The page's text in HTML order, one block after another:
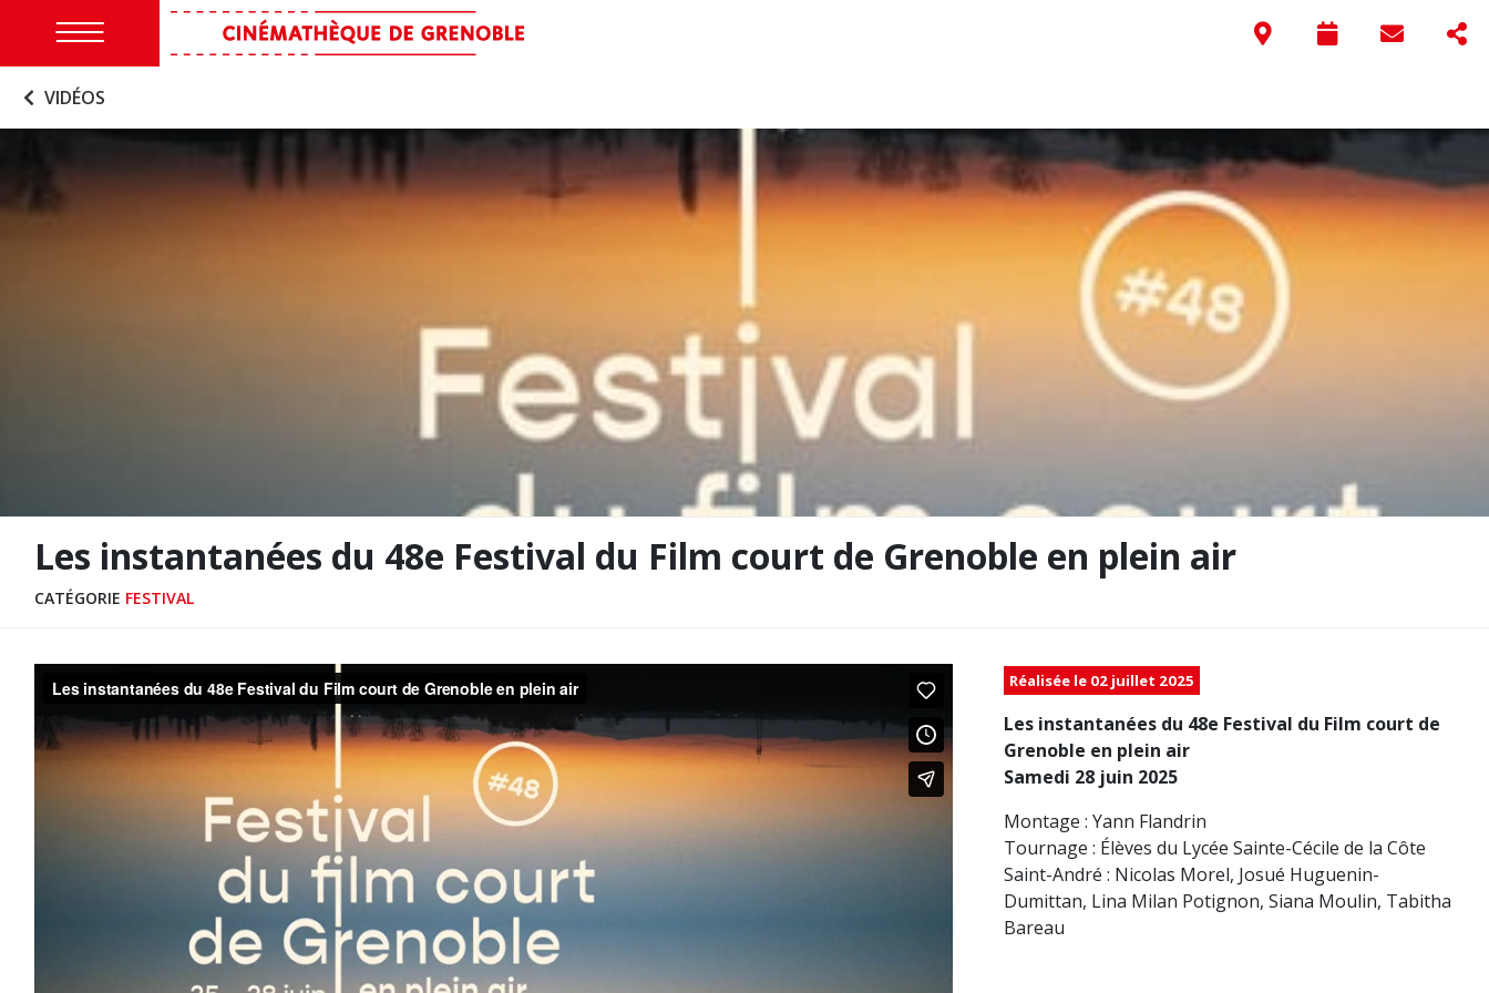
VIDÉOS
Les instantanées du 48e Festival du Film court de Grenoble en plein air
CATÉGORIE FESTIVAL
Réalisée le 02 juillet 2025
Les instantanées du 48e Festival du Film court de
Grenoble en plein air
Samedi 28 juin 2025
Montage : Yann Flandrin
Tournage : Élèves du Lycée Sainte-Cécile de la Côte
Saint-André : Nicolas Morel, Josué Huguenin-
Dumittan, Lina Milan Potignon, Siana Moulin, Tabitha
Bareau